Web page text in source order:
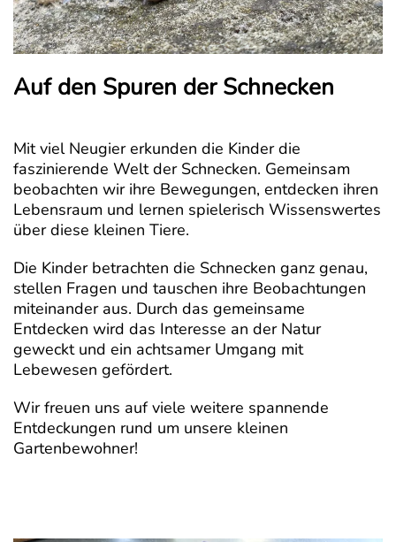
Auf den Spuren der Schnecken
Mit viel Neugier erkunden die Kinder die
faszinierende Welt der Schnecken. Gemeinsam
beobachten wir ihre Bewegungen, entdecken ihren
Lebensraum und lernen spielerisch Wissenswertes
über diese kleinen Tiere.
Die Kinder betrachten die Schnecken ganz genau,
stellen Fragen und tauschen ihre Beobachtungen
miteinander aus. Durch das gemeinsame
Entdecken wird das Interesse an der Natur
geweckt und ein achtsamer Umgang mit
Lebewesen gefördert.
Wir freuen uns auf viele weitere spannende
Entdeckungen rund um unsere kleinen
Gartenbewohner!